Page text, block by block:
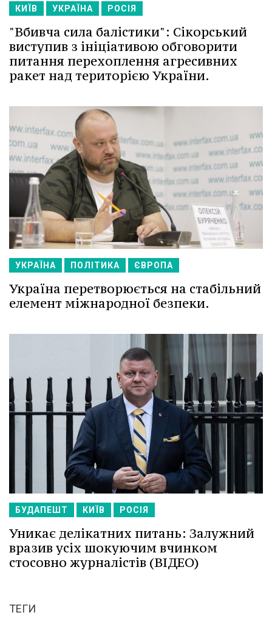
КИЇВ УКРАЇНА РОСІЯ
"Вбивча сила балістики": Сікорський
виступив з ініціативою обговорити
питання перехоплення агресивних
ракет над територією України.
УКРАЇНА ПОЛІТИКА ЄВРОПА
Україна перетворюється на стабільний
елемент міжнародної безпеки.
БУДАПЕШТ КИЇВ РОСІЯ
Уникає делікатних питань: Залужний
вразив усіх шокуючим вчинком
стосовно журналістів (ВІДЕО)
ТЕГИ